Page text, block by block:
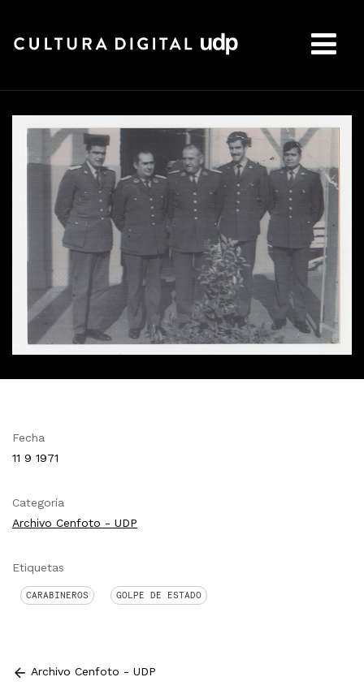
Fecha
11 9 1971
Categoría
Archivo Cenfoto - UDP
Etiquetas
CARABINEROS GOLPE DE ESTADO
Archivo Cenfoto - UDP